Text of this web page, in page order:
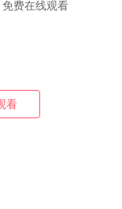
免费在线观看
看